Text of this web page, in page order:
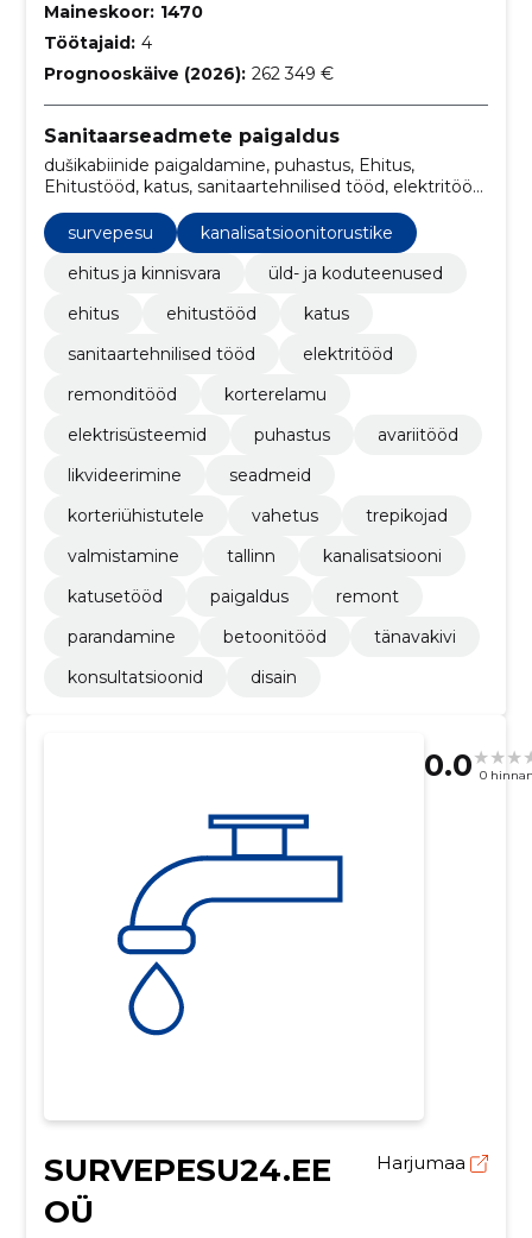
Maineskoor: 1470
Töötajaid: 4
Prognooskäive (2026): 262 349 €
Sanitaarseadmete paigaldus
dušikabiinide paigaldamine, puhastus, Ehitus,
Ehitustööd, katus, sanitaartehnilised tööd, elektritööd,
survepesu, remonditööd, korterelamu
survepesu
kanalisatsioonitorustike
ehitus ja kinnisvara
üld- ja koduteenused
ehitus
ehitustööd
katus
sanitaartehnilised tööd
elektritööd
remonditööd
korterelamu
elektrisüsteemid
puhastus
avariitööd
likvideerimine
seadmeid
korteriühistutele
vahetus
trepikojad
valmistamine
tallinn
kanalisatsiooni
katusetööd
paigaldus
remont
parandamine
betoonitööd
tänavakivi
konsultatsioonid
disain
0.0 0
SURVEPESU24.EE
OÜ
Harjumaa